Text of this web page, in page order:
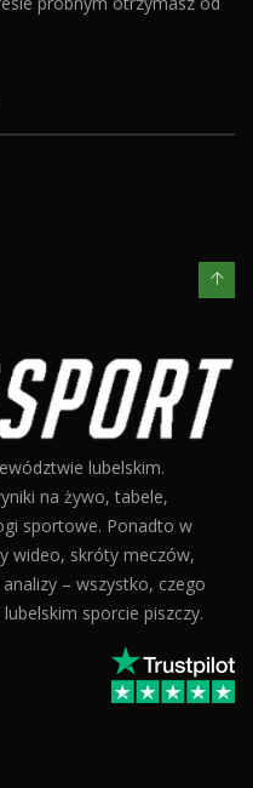
lubelskim.
na żywo, tabele,
sportowe. Ponadto w
wideo, skróty meczów,
– wszystko, czego
sporcie piszczy.